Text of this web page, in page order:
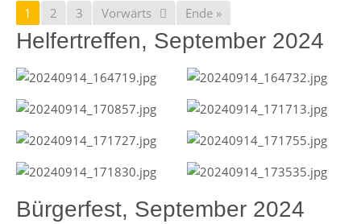
1 2 3 Vorwärts Ende »
Helfertreffen, September 2024
Bürgerfest, September 2024